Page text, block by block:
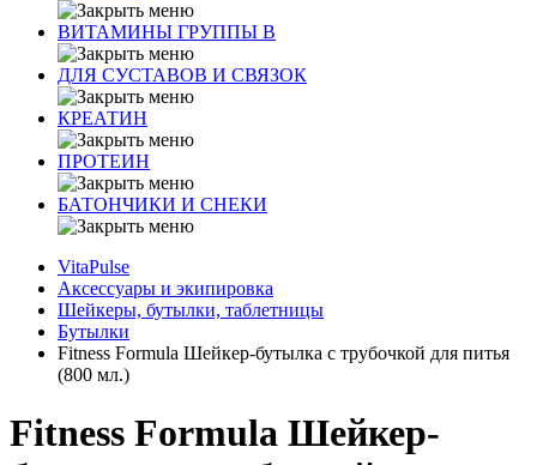
ВИТАМИНЫ ГРУППЫ В
ДЛЯ СУСТАВОВ И СВЯЗОК
КРЕАТИН
ПРОТЕИН
БАТОНЧИКИ И СНЕКИ
VitaPulse
Аксессуары и экипировка
Шейкеры, бутылки, таблетницы
Бутылки
Fitness Formula Шейкер-бутылка с трубочкой для питья
(800 мл.)
Fitness Formula Шейкер-